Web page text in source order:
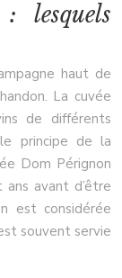
: lesquels
haut de
La cuvée
de différents
principe de la
Dom Pérignon
avant d’être
est considérée
souvent servie